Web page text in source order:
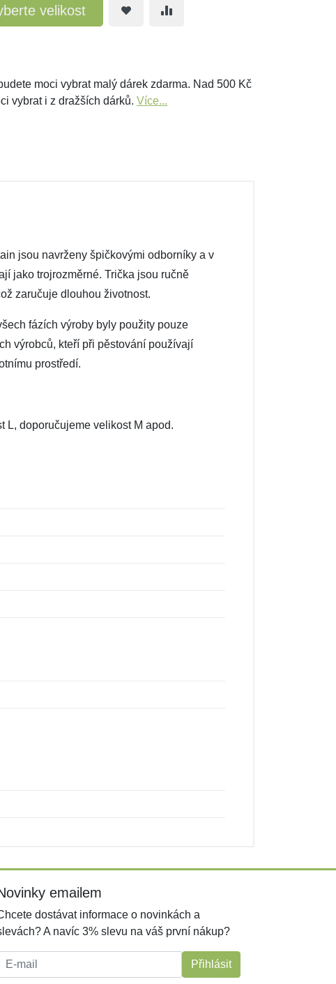
velikost
moci vybrat malý dárek zdarma. Nad 500 Kč
vybrat i z dražších dárků. Více...
jsou navrženy špičkovými odborníky a v
jako trojrozměrné. Trička jsou ručně
zaručuje dlouhou životnost.
fázích výroby byly použity pouze
výrobců, kteří při pěstování používají
prostředí.
L, doporučujeme velikost M apod.
emailem
dostávat informace o novinkách a
A navíc 3% slevu na váš první nákup?
E-mail: Přihlásit